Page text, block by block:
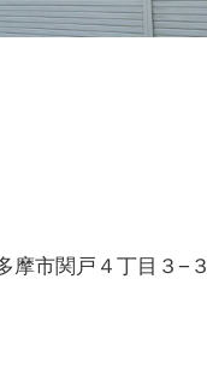
摩市関戸４丁目３−３